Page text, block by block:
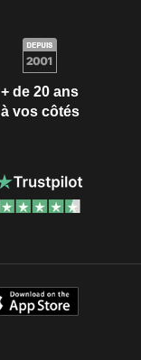
+ de 20 ans
à vos côtés